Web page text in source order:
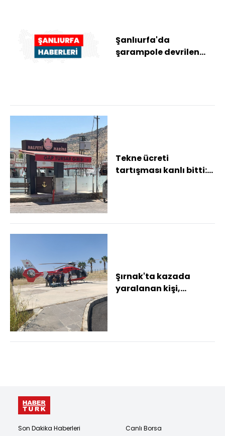
Şanlıurfa'da
şarampole devrilen
Tekne ücreti
tartışması kanlı bitti:
Şırnak'ta kazada
yaralanan kişi,
Son Dakika Haberleri
Canlı Borsa